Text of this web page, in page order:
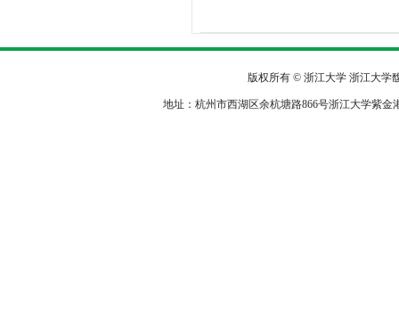
版权所有 © 浙江大学 浙江大学
地址：杭州市西湖区余杭塘路866号浙江大学紫金